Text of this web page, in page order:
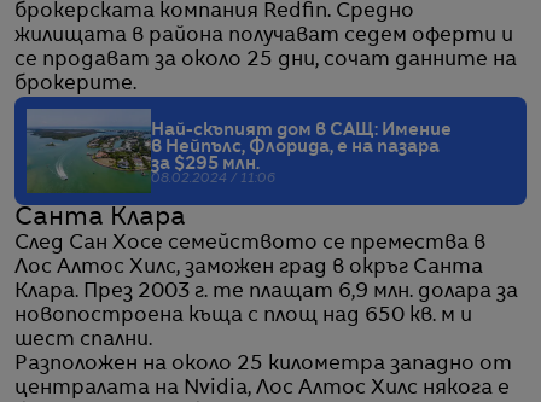
брокерската компания Redfin. Средно
жилищата в района получават седем оферти и
се продават за около 25 дни, сочат данните на
брокерите.
Най-скъпият дом в САЩ: Имение
в Нейпълс, Флорида, е на пазара
за $295 млн.
08.02.2024 / 11:06
Санта Клара
След Сан Хосе семейството се премества в
Лос Алтос Хилс, заможен град в окръг Санта
Клара. През 2003 г. те плащат 6,9 млн. долара за
новопостроена къща с площ над 650 кв. м и
шест спални.
Разположен на около 25 километра западно от
централата на Nvidia, Лос Алтос Хилс някога е